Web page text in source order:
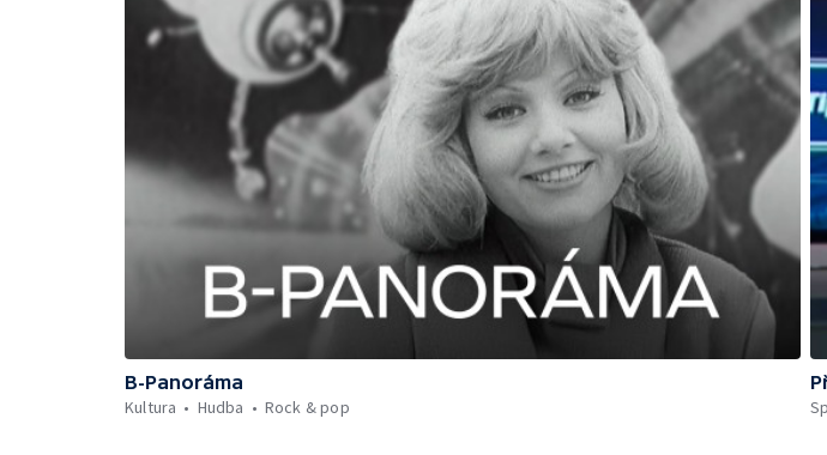
B-Panoráma
Kultura
Hudba Rock & pop